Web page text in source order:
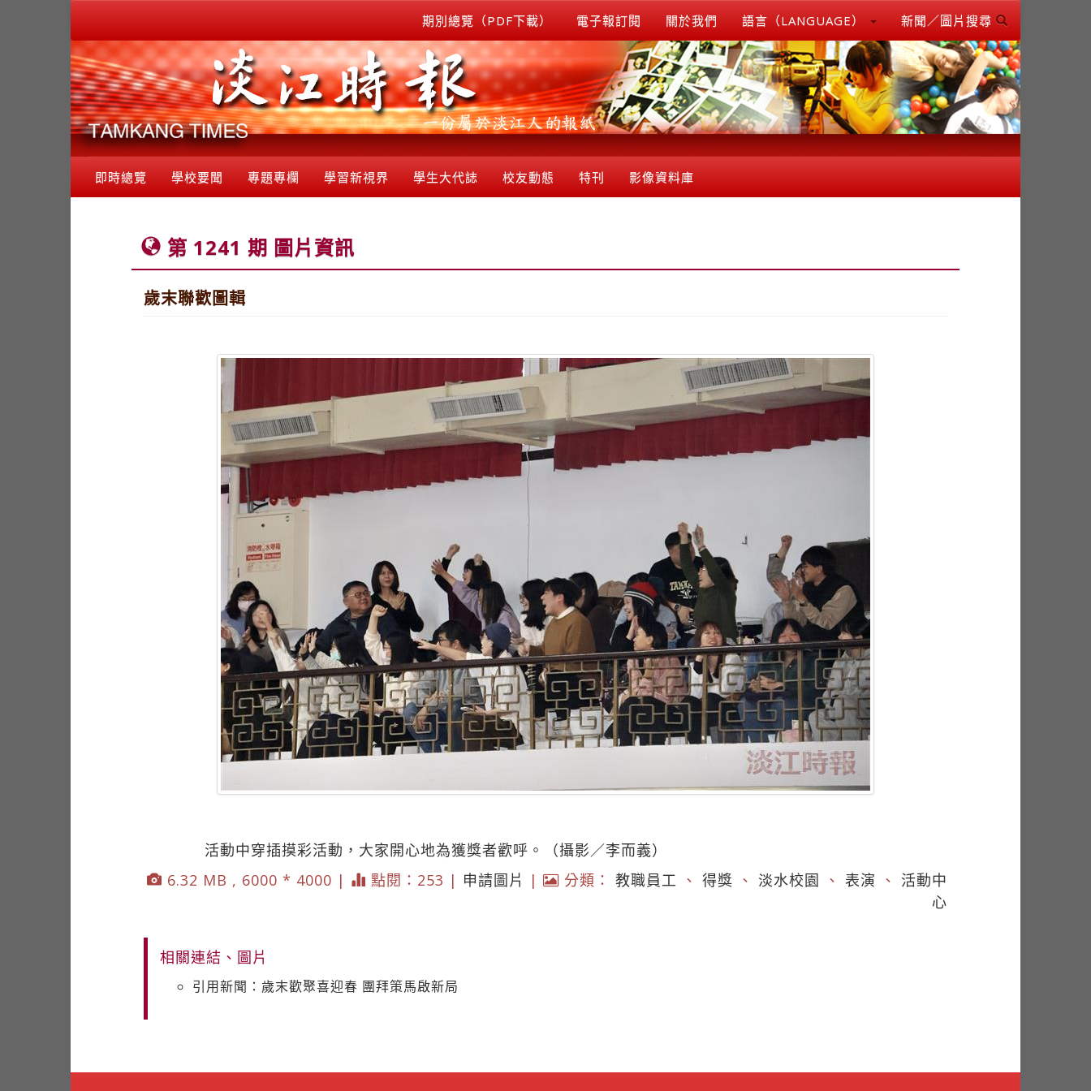
期別總覽（PDF下載） 電子報訂閱 關於我們 語言（LANGUAGE） 新聞／圖片搜尋
即時總覽 學校要聞 專題專欄 學習新視界 學生大代誌 校友動態 特刊 影像資料庫
第 1241 期 圖片資訊
歲末聯歡圖輯
活動中穿插摸彩活動，大家開心地為獲獎者歡呼。（攝影／李而義）
6.32 MB , 6000 * 4000 |
點閱：253 | 申請圖片 | 分類： 教職員工 、 得獎 、 淡水校園 、 表演 、 活動中
心
相關連結、圖片
引用新聞：歲末歡聚喜迎春 團拜策馬啟新局